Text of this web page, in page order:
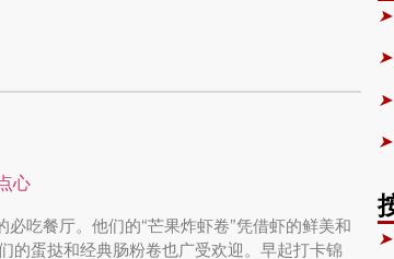
必吃餐厅。他们的“芒果炸虾卷”凭借虾的鲜美和
的蛋挞和经典肠粉卷也广受欢迎。早起打卡锦
➤
➤
➤
➤
➤